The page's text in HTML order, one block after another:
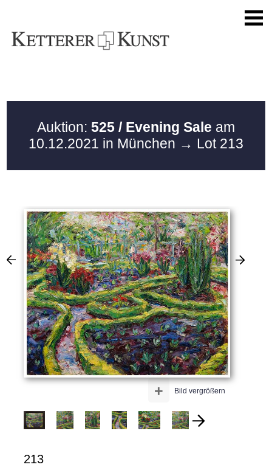
Auktion: 525 / Evening Sale am
10.12.2021 in München → Lot 213
Bild vergrößern
+
213